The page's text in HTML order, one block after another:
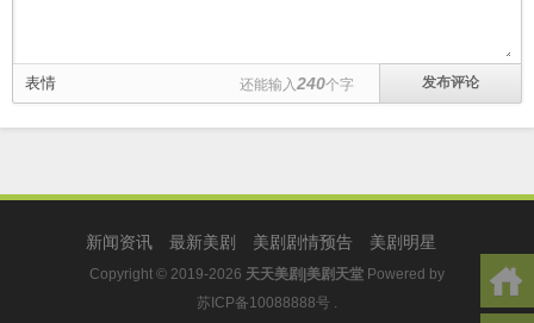
表情 还能输入 240个字
新闻资讯 最新美剧 美剧剧情预告 美剧明星
Copyright © 2019-2026 天天美剧|美剧天堂 Powered by
苏ICP备10088888号 .